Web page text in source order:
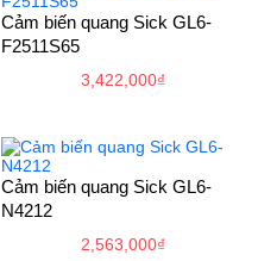
Cảm biến quang Sick GL6-
F2511S65
3,422,000₫
Cảm biến quang Sick GL6-
N4212
2,563,000₫